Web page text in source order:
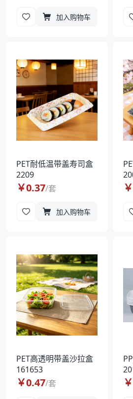
加入购物车
PET耐低温带盖寿司盒
2209
￥0.37/套
加入购物车
￥
PET高透明带盖沙拉盒
161653
￥0.47/套 ￥